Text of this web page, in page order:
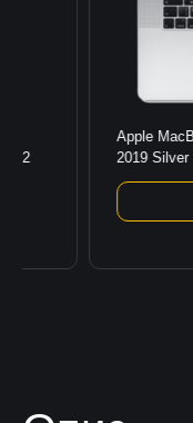
Apple
2019 Silver